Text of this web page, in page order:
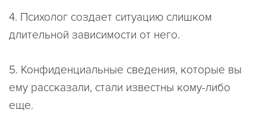
4. Психолог создает ситуацию слишком
длительной зависимости от него.
5. Конфиденциальные сведения, которые вы
ему рассказали, стали известны кому-либо
еще.